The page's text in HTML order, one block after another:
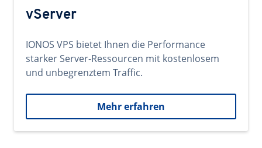
vServer
IONOS VPS bietet Ihnen die Performance
starker Server-Ressourcen mit kostenlosem
und unbegrenztem Traffic.
Mehr erfahren